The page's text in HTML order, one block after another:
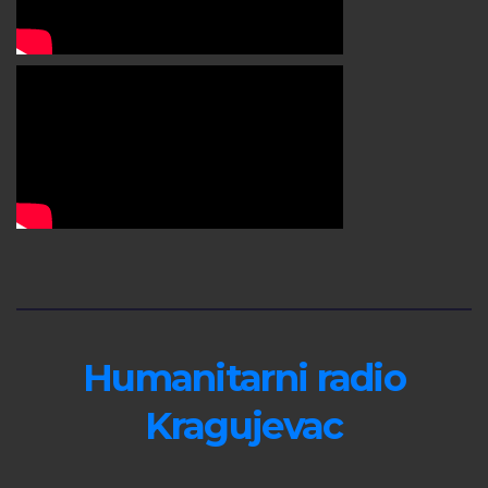
Humanitarni radio
Kragujevac